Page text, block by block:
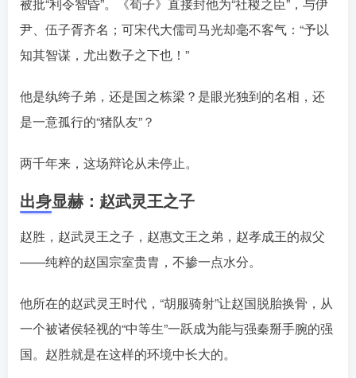
尹、伍子胥齐名 ；可宋代大儒司马光却毫不客气：“予以
知其智谋，尤出数子之下也！”󠄹󠅀󠄪󠄢󠄡󠄦󠄞󠄧󠄣󠄞󠄢󠄡󠄦󠄞󠄡󠄩󠅬󠅅󠅃󠄵󠅂󠄪󠅗󠅥󠅕󠅣󠅤󠅬󠅄󠄹󠄽󠄵󠄪󠄢󠄠󠄢󠄦󠄝󠄠󠄨󠄝󠄠󠄨󠄐󠄠󠄨󠄪󠄥󠄤󠄪󠄤󠄣󠅬󠅨󠅙󠅑󠅟󠅗󠅒󠄞󠅓󠅟󠅝󠄐󠇕󠆠󠅿󠇖󠆄󠆩󠇕󠅿󠆈󠇗󠆭󠆁󠄐󠇗󠅹󠅸󠇖󠆍󠅳󠇖󠅹󠅰󠇖󠆌󠅹
他是纨绔子弟，还是国之栋梁？是眼光独到的名相，还
是一意孤行的“猪队友”？󠄹󠅀󠄪󠄢󠄡󠄦󠄞󠄧󠄣󠄞󠄢󠄡󠄦󠄞󠄡󠄩󠅬󠅅󠅃󠄵󠅂󠄪󠅗󠅥󠅕󠅣󠅤󠅬󠅄󠄹󠄽󠄵󠄪󠄢󠄠󠄢󠄦󠄝󠄠󠄨󠄝󠄠󠄨󠄐󠄠󠄨󠄪󠄥󠄤󠄪󠄤󠄣󠅬󠅨󠅙󠅑󠅟󠅗󠅒󠄞󠅓󠅟󠅝󠄐󠇕󠆠󠅿󠇖󠆄󠆩󠇕󠅿󠆈󠇗󠆭󠆁󠄐󠇗󠅹󠅸󠇖󠆍󠅳󠇖󠅹󠅰󠇖󠆌󠅹
两千年来，这场辩论从未停止。
出身显赫：赵武灵王之子
赵胜，赵武灵王之子，赵惠文王之弟，赵孝成王的叔父
——纯粹的赵国宗室贵胄，不掺一点水分󠄹󠅀󠄪󠄢󠄡󠄦󠄞󠄧󠄣󠄞󠄢󠄡󠄦󠄞󠄡󠄩󠅬󠅅󠅃󠄵󠅂󠄪󠅗󠅥󠅕󠅣󠅤󠅬󠅄󠄹󠄽󠄵󠄪󠄢󠄠󠄢󠄦󠄝󠄠󠄨󠄝󠄠󠄨󠄐󠄠󠄨󠄪󠄥󠄤󠄪󠄤󠄣󠅬󠅨󠅙󠅑󠅟󠅗󠅒󠄞󠅓󠅟󠅝󠄐󠇕󠆠󠅿󠇖󠆄󠆩󠇕󠅿󠆈󠇗󠆭󠆁󠄐󠇗󠅹󠅸󠇖󠆍󠅳󠇖󠅹󠅰󠇖󠆌󠅹。
他所在的赵武灵王时代，“胡服骑射”让赵国脱胎换骨，从
一个被诸侯轻视的“中等生”一跃成为能与强秦掰手腕的强
国。赵胜就是在这样的环境中长大的。󠄹󠅀󠄪󠄢󠄡󠄦󠄞󠄧󠄣󠄞󠄢󠄡󠄦󠄞󠄡󠄩󠅬󠅅󠅃󠄵󠅂󠄪󠅗󠅥󠅕󠅣󠅤󠅬󠅄󠄹󠄽󠄵󠄪󠄢󠄠󠄢󠄦󠄝󠄠󠄨󠄝󠄠󠄨󠄐󠄠󠄨󠄪󠄥󠄤󠄪󠄤󠄣󠅬󠅨󠅙󠅑󠅟󠅗󠅒󠄞󠅓󠅟󠅝󠄐󠇕󠆠󠅿󠇖󠆄󠆩󠇕󠅿󠆈󠇗󠆭󠆁󠄐󠇗󠅹󠅸󠇖󠆍󠅳󠇖󠅹󠅰󠇖󠆌󠅹